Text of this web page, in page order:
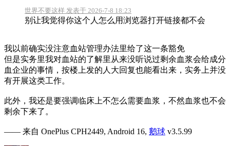
世界不要这样 发表于 2026-7-8 18:23
别让我觉得你这个人怎么用浏览器打开链接都不会
我以前确实没注意血站管理办法里给了这一条豁免
但是实务里我对血站的了解里从来没听说过剩余血浆会给成分
血企业的事情，按楼上发的人大回复也能看出来，实务上并没
有开展这类工作。
此外，我还是要强调临床上不怎么需要血浆，不然血浆也不会
剩余下来了。
—— 来自 OnePlus CPH2449, Android 16, 鹅球 v3.5.99